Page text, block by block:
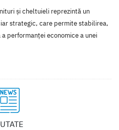
și cheltuieli reprezintă un
strategic, care permite stabilirea,
performanței economice a unei